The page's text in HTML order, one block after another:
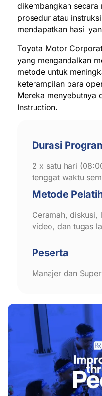
dikembangkan secara
prosedur atau
mendapatkan hasil
Toyota Motor
yang mengandalkan
metode untuk
keterampilan para
Mereka menyebutnya
Instruction.
Durasi
2 x satu hari
tenggat waktu
Metode
Ceramah, diskusi,
video, dan tugas
Peserta
Manajer dan